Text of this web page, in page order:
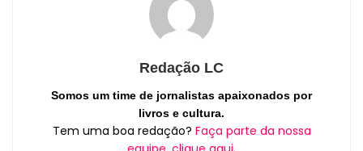
Redação LC
Somos um time de jornalistas apaixonados por
livros e cultura.
Tem uma boa redação? Faça parte da nossa